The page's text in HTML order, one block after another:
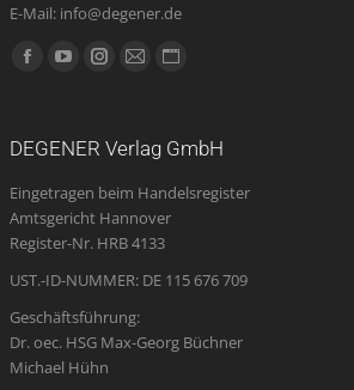
E-Mail: info@degener.de
Finden Sie uns auf:
Facebook
new
window
YouTube
new
window
Instagram
new
window
E-
opens
in
new
Website
new
DEGENER Verlag GmbH
Eingetragen beim Handelsregister
Amtsgericht Hannover
Register-Nr. HRB 4133
UST.-ID-NUMMER: DE 115 676 709
Geschäftsführung:
Dr. oec. HSG Max-Georg Büchner
Michael Hühn